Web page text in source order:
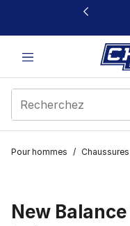
Ce lien s’ouvrira dans
Pour hommes / Chaussures
New Balance